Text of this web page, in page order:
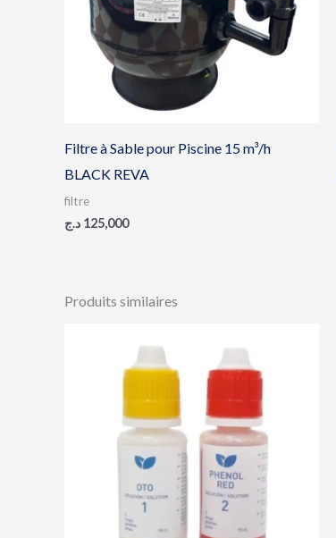
Filtre à Sable pour Piscine 15 m³/h
BLACK REVA
filtre
125,000 د.ج
Produits similaires